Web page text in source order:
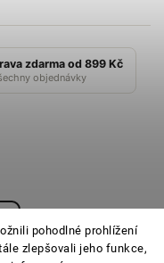
pohodlné prohlížení
zlepšovali jeho funkce,
zdarma od 899 Kč
objednávky